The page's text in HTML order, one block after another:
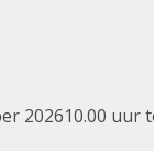
202610.00 uur